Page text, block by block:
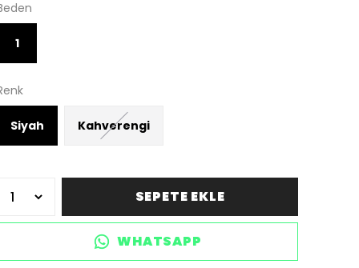
1
Siyah Kahverengi
SEPETE EKLE
WHATSAPP